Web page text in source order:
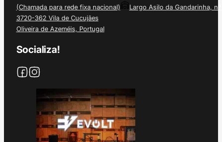
(Chamada para rede fixa nacional)
Largo Asilo da Gandarinha, nº
3720-362 Vila de Cucujães
Oliveira de Azeméis, Portugal
Socializa!